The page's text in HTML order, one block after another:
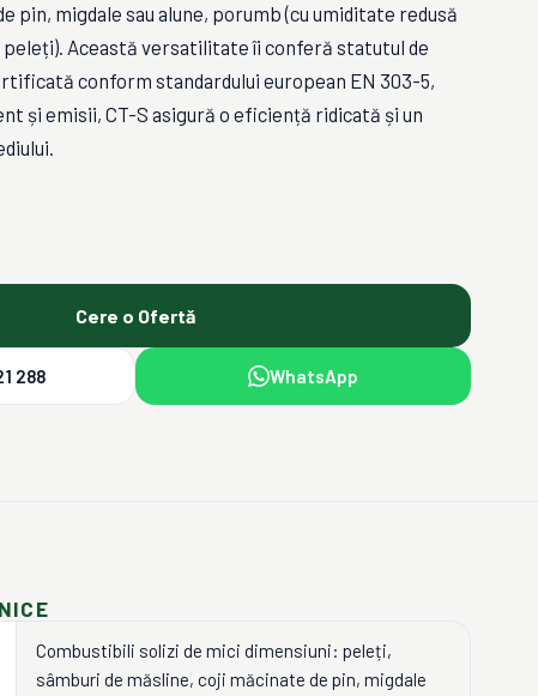
pin, migdale sau alune, porumb (cu umiditate redusă
peleți). Această versatilitate îi conferă statutul de
conform standardului european EN 303-5,
și emisii, CT-S asigură o eficiență ridicată și un
Cere o Ofertă
288 WhatsApp
Combustibili solizi de mici dimensiuni: peleți,
sâmburi de măsline, coji măcinate de pin, migdale